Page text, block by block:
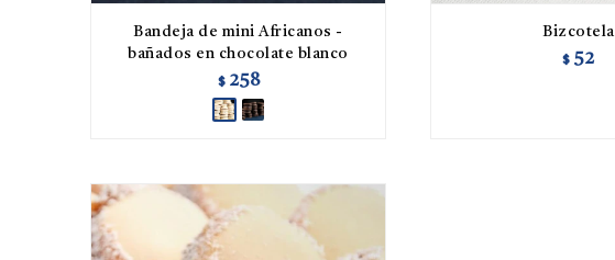
Bandeja de mini Africanos -
bañados en chocolate blanco
$ 258
Bizcotela
$ 52